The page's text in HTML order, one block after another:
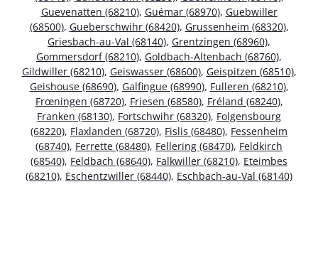
Guevenatten (68210), Guémar (68970), Guebwiller
(68500), Gueberschwihr (68420), Grussenheim (68320),
Griesbach-au-Val (68140), Grentzingen (68960),
Gommersdorf (68210), Goldbach-Altenbach (68760),
Gildwiller (68210), Geiswasser (68600), Geispitzen (68510),
Geishouse (68690), Galfingue (68990), Fulleren (68210),
Frœningen (68720), Friesen (68580), Fréland (68240),
Franken (68130), Fortschwihr (68320), Folgensbourg
(68220), Flaxlanden (68720), Fislis (68480), Fessenheim
(68740), Ferrette (68480), Fellering (68470), Feldkirch
(68540), Feldbach (68640), Falkwiller (68210), Eteimbes
(68210), Eschentzwiller (68440), Eschbach-au-Val (68140)